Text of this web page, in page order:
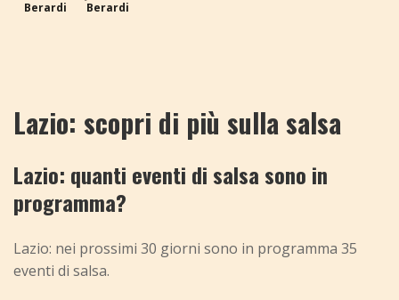
Berardi
Berardi
Lazio: scopri di più sulla salsa
Lazio: quanti eventi di salsa sono in
programma?
Lazio: nei prossimi 30 giorni sono in programma 35
eventi di salsa.